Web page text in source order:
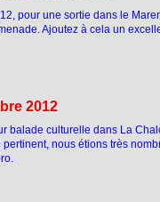
pour une sortie dans le
Ajoutez à cela un
2012
balade culturelle dans La
nous étions très